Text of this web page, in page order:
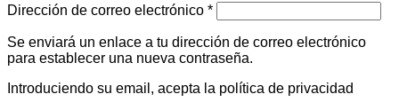
Dirección de correo electrónico *Obligatorio
Se enviará un enlace a tu dirección de correo electrónico
para establecer una nueva contraseña.
Introduciendo su email, acepta la política de privacidad